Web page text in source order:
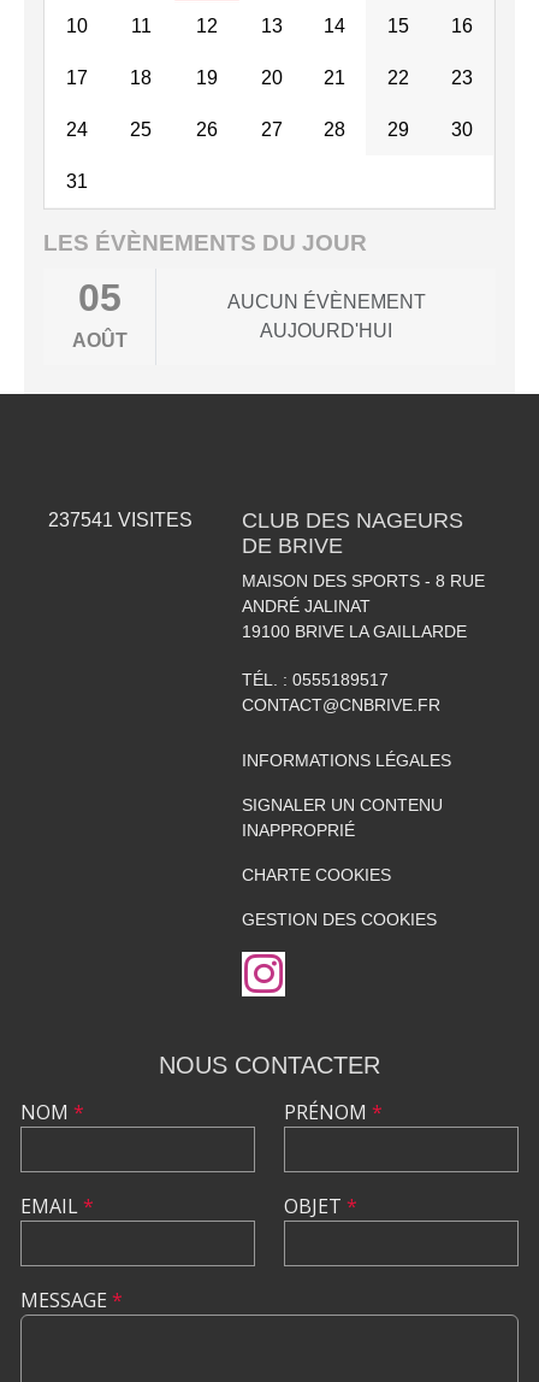
10 11 12 13 14 15 16
17 18 19 20 21 22 23
24 25 26 27 28 29 30
31
LES ÉVÈNEMENTS DU JOUR
05
AOÛT
AUCUN ÉVÈNEMENT
AUJOURD'HUI
237541 VISITES
CLUB DES NAGEURS
DE BRIVE
MAISON DES SPORTS - 8 RUE
ANDRÉ JALINAT
19100 BRIVE LA GAILLARDE
TÉL. : 0555189517
CONTACT@CNBRIVE.FR
INFORMATIONS LÉGALES
SIGNALER UN CONTENU
INAPPROPRIÉ
CHARTE COOKIES
GESTION DES COOKIES
NOUS CONTACTER
NOM *
EMAIL*
PRÉNOM *
OBJET *
MESSAGE *